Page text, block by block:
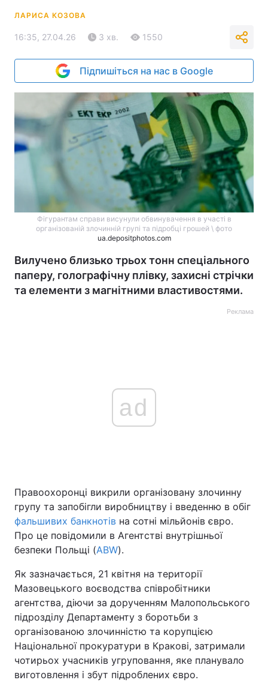
ЛАРИСА КОЗОВА
16:35, 27.04.26 3 хв. 1550
Підпишіться на нас в Google
Фігурантам справи висунули обвинувачення в участі в
організованій злочинній групі та підробці грошей \ фото
ua.depositphotos.com
Вилучено близько трьох тонн спеціального
паперу, голографічну плівку, захисні стрічки
та елементи з магнітними властивостями.
Реклама
ad
Правоохоронці викрили організовану злочинну
групу та запобігли виробництву і введенню в обіг
фальшивих банкнотів на сотні мільйонів євро.
Про це повідомили в Агентстві внутрішньої
безпеки Польщі (ABW).
Як зазначається, 21 квітня на території
Мазовецького воєводства співробітники
агентства, діючи за дорученням Малопольського
підрозділу Департаменту з боротьби з
організованою злочинністю та корупцією
Національної прокуратури в Кракові, затримали
чотирьох учасників угруповання, яке планувало
виготовлення і збут підроблених євро.